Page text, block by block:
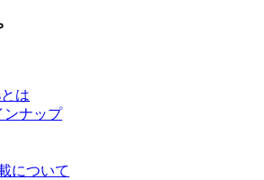
とは
ンナップ
について